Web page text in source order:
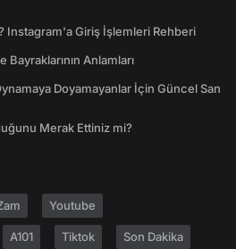
Instagram'a Giriş İşlemleri Rehberi
Bayraklarının Anlamları
Doyamayanlar İçin Güncel San
Merak Ettiniz mi?
Youtube
A101 Tiktok Son Dakika